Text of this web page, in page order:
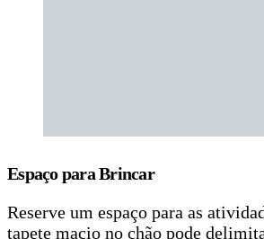
Espaço para Brincar
Reserve um espaço para as
tapete macio no chão pode